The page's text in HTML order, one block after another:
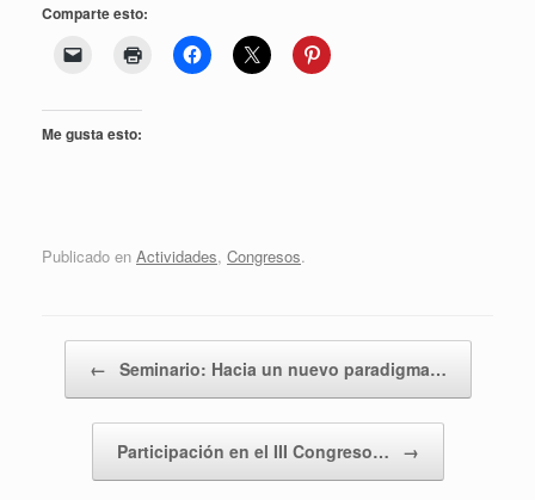
Comparte esto:
Me gusta esto:
Publicado en Actividades, Congresos.
← Seminario: Hacia un nuevo paradigma…
Participación en el III Congreso… →